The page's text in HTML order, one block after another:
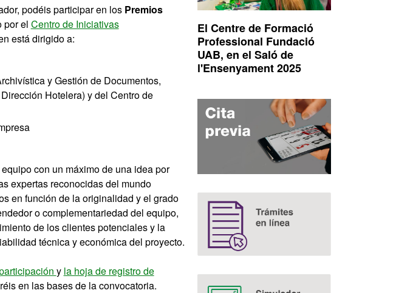
podéis participar en los Premios
por el Centro de Iniciativas
está dirigido a:
y Gestión de Documentos,
Hotelera) y del Centro de
con un máximo de una idea por
expertas reconocidas del mundo
en función de la originalidad y el grado
o complementariedad del equipo,
de los clientes potenciales y la
técnica y económica del proyecto.
y la hoja de registro de
en las bases de la convocatoria.
El Centre de Formació
Professional Fundació
UAB, en el Saló de
l'Ensenyament 2025